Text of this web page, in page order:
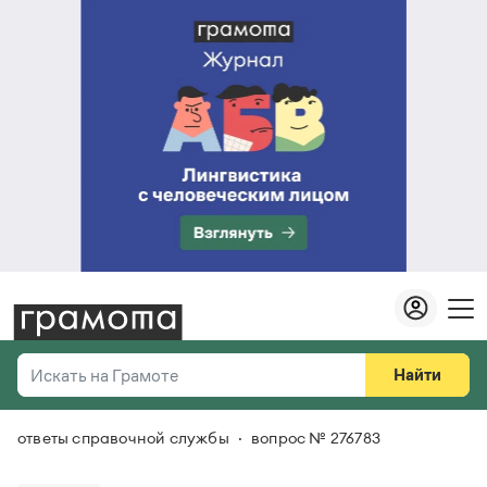
Искать на Грамоте
Справочная служба
Найти
Везде
ответы справочной службы вопрос № 276783